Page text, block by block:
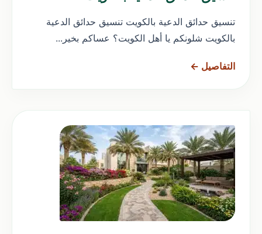
تنسيق حدائق الدعية بالكويت تنسيق حدائق الدعية
بالكويت شلونكم يا أهل الكويت؟ عساكم بخير...
التفاصيل ←